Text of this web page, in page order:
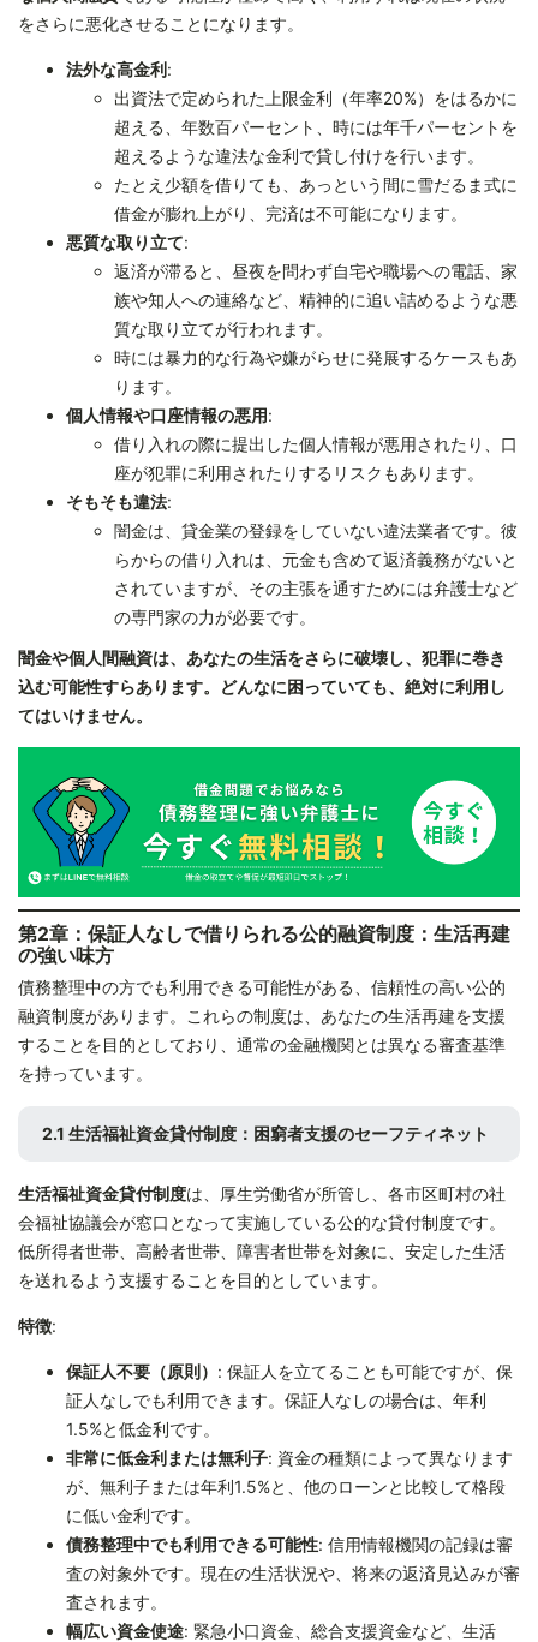
をさらに悪化させることになります。
法外な高金利:
出資法で定められた上限金利（年率20%）をはるかに
超える、年数百パーセント、時には年千パーセントを
超えるような違法な金利で貸し付けを行います。
たとえ少額を借りても、あっという間に雪だるま式に
借金が膨れ上がり、完済は不可能になります。
悪質な取り立て:
返済が滞ると、昼夜を問わず自宅や職場への電話、家
族や知人への連絡など、精神的に追い詰めるような悪
質な取り立てが行われます。
時には暴力的な行為や嫌がらせに発展するケースもあ
ります。
個人情報や口座情報の悪用:
借り入れの際に提出した個人情報が悪用されたり、口
座が犯罪に利用されたりするリスクもあります。
そもそも違法:
闇金は、貸金業の登録をしていない違法業者です。彼
らからの借り入れは、元金も含めて返済義務がないと
されていますが、その主張を通すためには弁護士など
の専門家の力が必要です。
闇金や個人間融資は、あなたの生活をさらに破壊し、犯罪に巻き
込む可能性すらあります。どんなに困っていても、絶対に利用し
てはいけません。
第2章：保証人なしで借りられる公的融資制度：生活再建
の強い味方
債務整理中の方でも利用できる可能性がある、信頼性の高い公的
融資制度があります。これらの制度は、あなたの生活再建を支援
することを目的としており、通常の金融機関とは異なる審査基準
を持っています。
2.1 生活福祉資金貸付制度：困窮者支援のセーフティネット
生活福祉資金貸付制度は、厚生労働省が所管し、各市区町村の社
会福祉協議会が窓口となって実施している公的な貸付制度です。
低所得者世帯、高齢者世帯、障害者世帯を対象に、安定した生活
を送れるよう支援することを目的としています。
特徴:
保証人不要（原則） : 保証人を立てることも可能ですが、保
証人なしでも利用できます。保証人なしの場合は、年利
1.5%と低金利です。
非常に低金利または無利子: 資金の種類によって異なります
が、無利子または年利1.5%と、他のローンと比較して格段
に低い金利です。
債務整理中でも利用できる可能性: 信用情報機関の記録は審
査の対象外です。現在の生活状況や、将来の返済見込みが審
査されます。
幅広い資金使途: 緊急小口資金、総合支援資金など、生活